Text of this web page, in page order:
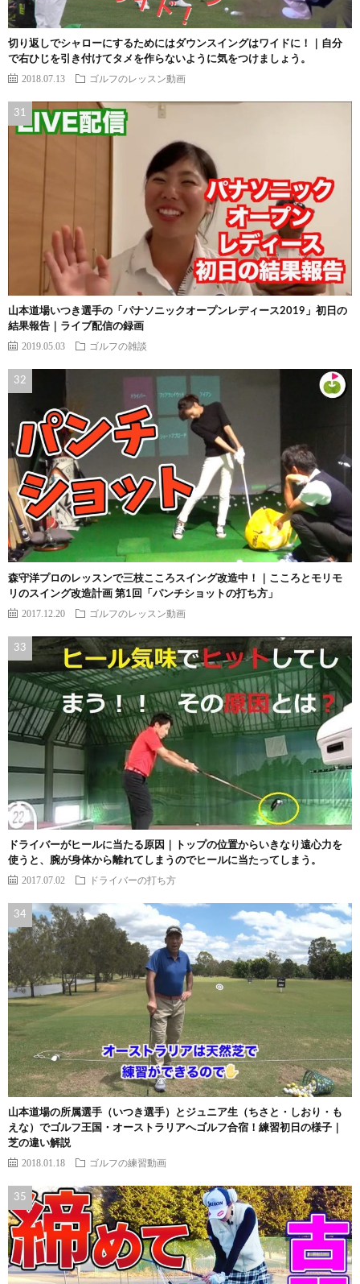
切り返しでシャローにするためにはダウンスイングはワイドに！｜自分
で右ひじを引き付けてタメを作らないように気をつけましょう。
2018.07.13 ゴルフのレッスン動画
山本道場いつき選手の「パナソニックオープンレディース2019」初日の
結果報告｜ライブ配信の録画
2019.05.03 ゴルフの雑談
森守洋プロのレッスンで三枝こころスイング改造中！｜こころとモリモ
リのスイング改造計画 第1回「パンチショットの打ち方」
2017.12.20 ゴルフのレッスン動画
ドライバーがヒールに当たる原因｜トップの位置からいきなり遠心力を
使うと、腕が身体から離れてしまうのでヒールに当たってしまう。
2017.07.02 ドライバーの打ち方
山本道場の所属選手（いつき選手）とジュニア生（ちさと・しおり・も
えな）でゴルフ王国・オーストラリアへゴルフ合宿！練習初日の様子｜
芝の違い解説
2018.01.18 ゴルフの練習動画